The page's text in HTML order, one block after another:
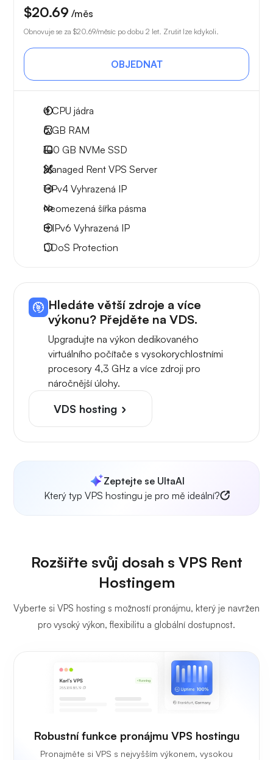
$20.69 /měs
Obnovuje se za $20.69/měsíc po dobu 2 let. Zrušit lze kdykoli.
OBJEDNAT
4CPU jádra
6 GB RAM
100 GB NVMe SSD
Managed Rent VPS Server
1 IPv4 Vyhrazená IP
Neomezená šířka pásma
8 IPv6 Vyhrazená IP
DDoS Protection
Hledáte větší zdroje a více
výkonu? Přejděte na VDS.
Upgradujte na výkon dedikovaného
virtuálního počítače s vysokorychlostními
procesory 4,3 GHz a více zdroji pro
náročnější úlohy.
VDS hosting
Zeptejte se UltaAI
Který typ VPS hostingu je pro mě ideální?
Rozšiřte svůj dosah s VPS Rent
Hostingem
Vyberte si VPS hosting s možností pronájmu, který je navržen
pro vysoký výkon, flexibilitu a globální dostupnost.
Robustní funkce pronájmu VPS hostingu
Pronajměte si VPS s nejvyšším výkonem, vysokou